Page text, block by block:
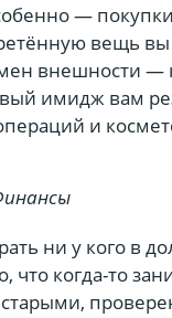
—
вещь
внешности —
имидж вам
и
ни у кого в
когда-то